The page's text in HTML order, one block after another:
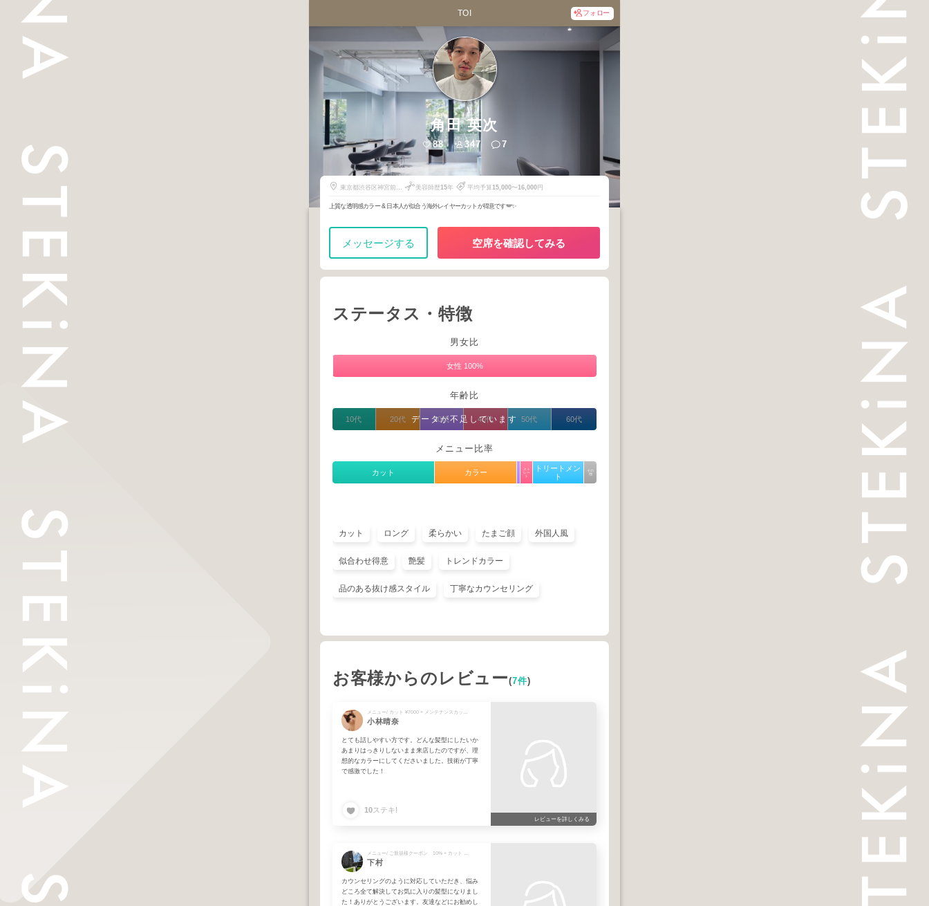
TOI フォロー
角田 英次
88 347 7
東京都渋谷区神宮前4-
美容師歴15年 平均予算15,000〜16,000円
上質な透明感カラー & 日本人が似合う海外レイヤーカットが得意です🪽✨
メッセージする 空席を確認してみる
ステータス・特徴
男女比
男
0%
女性 100%
年齢比
データが不足しています
10代 20代 30代 40代 50代 60代
メニュー比率
カット カラー
スト
レー
ト
トリートメン
ト
その
他
カット ロング 柔らかい たまご顔 外国人風
似合わせ得意 艶髪 トレンドカラー
品のある抜け感スタイル 丁寧なカウンセリング
お客様からのレビュー(7件)
小林晴奈
とても話しやすい方です。どんな髪型にしたいか
あまりはっきりしないまま来店したのですが、理
想的なカラーにしてくださいました。技術が丁寧
で感激でした！
10ステキ!
レビューを詳しくみる
下村
カウンセリングのように対応していただき、悩み
どころ全て解決してお気に入りの髪型になりまし
た！ありがとうございます。友達などにお勧めし